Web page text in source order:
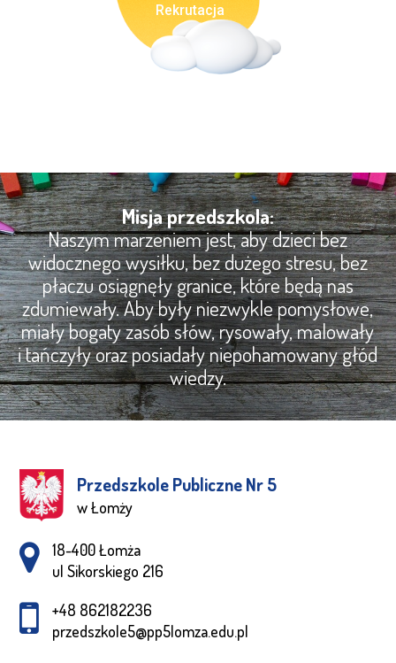
Rekrutacja
Misja przedszkola:
Naszym marzeniem jest, aby dzieci bez
widocznego wysiłku, bez dużego stresu, bez
płaczu osiągnęły granice, które będą nas
zdumiewały. Aby były niezwykle pomysłowe,
miały bogaty zasób słów, rysowały, malowały
i tańczyły oraz posiadały niepohamowany głód
wiedzy.
Przedszkole Publiczne Nr 5
w Łomży
Adres pocztowy:
18-400 Łomża
ul Sikorskiego 216
+48 862182236
przedszkole5@pp5lomza.edu.pl